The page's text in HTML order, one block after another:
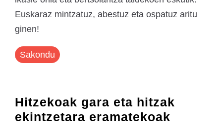
Euskaraz mintzatuz, abestuz eta ospatuz aritu
ginen!
Sakondu
Hitzekoak gara eta hitzak
ekintzetara eramatekoak